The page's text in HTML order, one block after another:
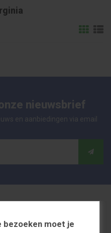
bezoeken moet je
nieuwsbrief
en aanbiedingen via email